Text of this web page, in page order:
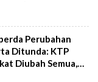
Perubahan
Ditunda: KTP
Diubah Semua,